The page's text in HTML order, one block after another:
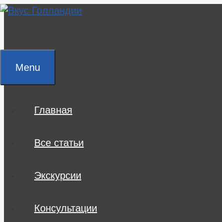
Skip
Menu
Главная
Все статьи
Экскурсии
Консультации